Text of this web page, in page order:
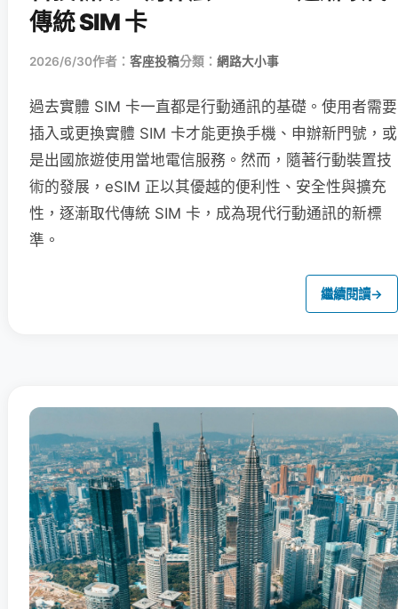
傳統 SIM 卡
2026/6/30作者： 客座投稿分類： 網路大小事
過去實體 SIM 卡一直都是行動通訊的基礎。使用者需要
插入或更換實體 SIM 卡才能更換手機、申辦新門號，或
是出國旅遊使用當地電信服務。然而，隨著行動裝置技
術的發展，eSIM 正以其優越的便利性、安全性與擴充
性，逐漸取代傳統 SIM 卡，成為現代行動通訊的新標
準。
繼續閱讀→